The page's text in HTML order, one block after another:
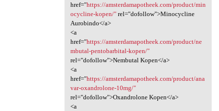
href="https://amsterdamapotheek.com/product/min
ocycline-kopen/"rel="dofollow">Minocycline
Aurobindo</a>
<a
href="https://amsterdamapotheek.com/product/ne
mbutal-pentobarbital-kopen/"
rel="dofollow">Nembutal Kopen</a>
<a
href="https://amsterdamapotheek.com/product/ana
var-oxandrolone-10mg/"
rel="dofollow">Oxandrolone Kopen</a>
<a